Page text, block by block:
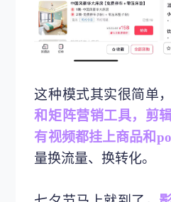
这种模式其实很简单
和矩阵营销工具，剪
有视频都挂上商品和
量换流量、换转化。